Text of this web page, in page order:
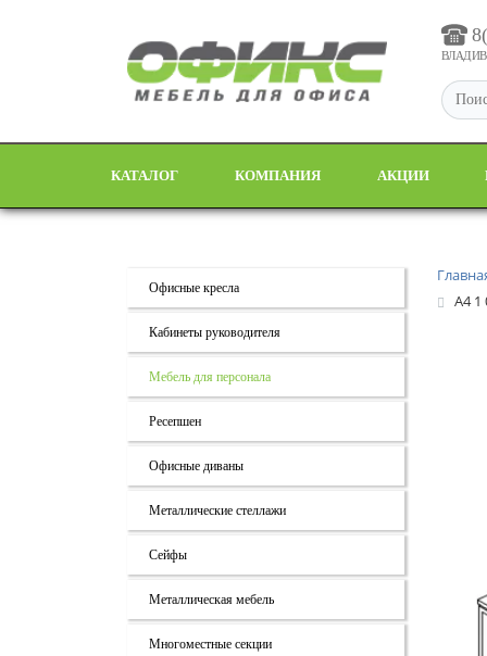
КАТАЛОГ КОМПАНИЯ АКЦИИ
Офисные кресла
Кабинеты руководителя
Мебель для персонала
Ресепшен
Офисные диваны
Металлические стеллажи
Сейфы
Металлическая мебель
Многоместные секции
A4